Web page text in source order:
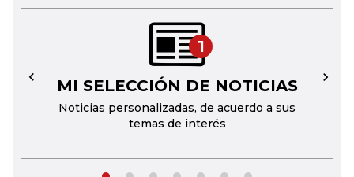
1
MI SELECCIÓN DE NOTICIAS
Noticias personalizadas, de acuerdo a sus
temas de interés
← →